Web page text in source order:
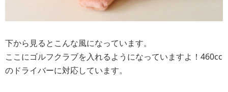
下から見るとこんな風になっています。
ここにゴルフクラブを入れるようになっていますよ！460cc
のドライバーに対応しています。